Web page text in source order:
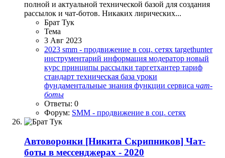
полной и актуальной технической базой для создания
рассылок и чат-ботов. Никаких лирических...
Брат Тук
Тема
3 Авг 2023
2023 smm - продвижение в соц. сетях targethunter
инструментарий информация модератор новый
курс принципы рассылки таргетхантер тариф
стандарт техническая база уроки
фундаментальные знания функции сервиса чат-
боты
Ответы: 0
Форум: SMM - продвижение в соц. сетях
Автоворонки [Никита Скрипников] Чат-
боты в мессенджерах - 2020